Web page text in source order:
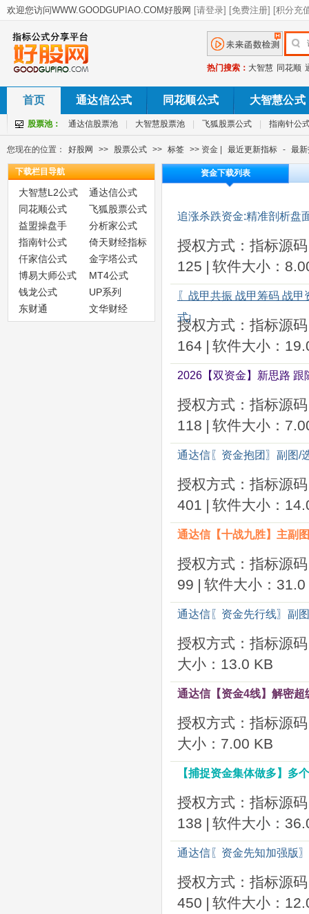
热门搜索： 大智慧 同花顺
首页 通达信公式 同花顺公式 大智慧公式
股票池： 通达信股票池 大智慧股票池 飞狐股票公式 指南针公
您现在的位置： 好股网 >> 股票公式 >> 标签 >> 资金 | 最近更新指标 - 最
下载栏目导航
大智慧L2公式
通达信公式
同花顺公式
飞狐股票公式
益盟操盘手
分析家公式
指南针公式
倚天财经指标
仟家信公式
金字塔公式
博易大师公式
MT4公式
钱龙公式
UP系列
东财通
文华财经
资金下载列表
追涨杀跌资金:精准剖析盘
授权方式：指标源码
125 | 软件大小：
〖战甲共振 战甲筹码 战
式]
授权方式：指标源码
164 | 软件大小：
2026【双资金】新思路
授权方式：指标源码
118 | 软件大小：
通达信〖资金抱团〗副图/
授权方式：指标源码
401 | 软件大小：
通达信【十战九胜】主副
授权方式：指标源码
99 | 软件大小：31.0
通达信〖资金先行线〗副
授权方式：指标源码
大小：13.0 KB
通达信【资金4线】解密
授权方式：指标源码
大小：7.00 KB
【捕捉资金集体做多】多
授权方式：指标源码
138 | 软件大小：
通达信〖资金先知加强版
授权方式：指标源码
450 | 软件大小：